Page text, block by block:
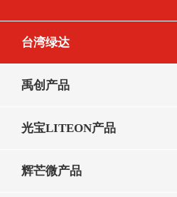
台湾绿达
禹创产品
光宝LITEON产品
辉芒微产品